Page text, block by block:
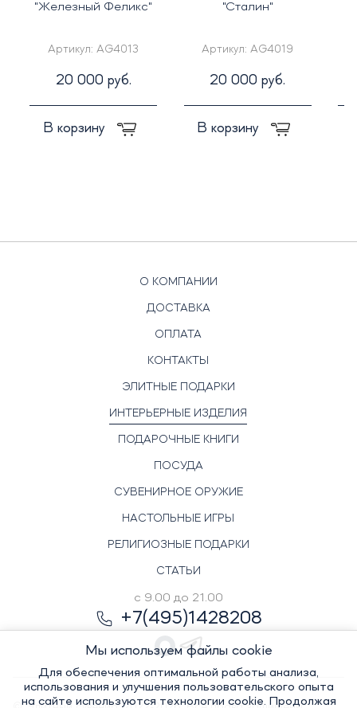
"Железный Феликс"
Артикул: AG4013
20 000 руб.
В корзину
"Сталин"
Артикул: AG4019
20 000 руб.
В корзину
О КОМПАНИИ
ДОСТАВКА
ОПЛАТА
КОНТАКТЫ
ЭЛИТНЫЕ ПОДАРКИ
ИНТЕРЬЕРНЫЕ ИЗДЕЛИЯ
ПОДАРОЧНЫЕ КНИГИ
ПОСУДА
СУВЕНИРНОЕ ОРУЖИЕ
НАСТОЛЬНЫЕ ИГРЫ
РЕЛИГИОЗНЫЕ ПОДАРКИ
СТАТЬИ
с 9.00 до 21.00
+7(495)1428208
Мы используем файлы cookie
Для обеспечения оптимальной работы анализа,
использования и улучшения пользовательского опыта
на сайте используются технологии cookie. Продолжая